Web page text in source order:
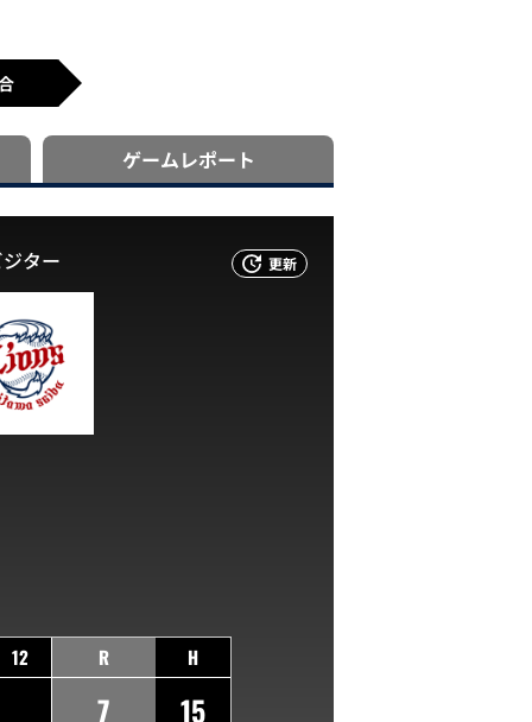
ゲームレポート
更新
ジター
12 R H
7
15